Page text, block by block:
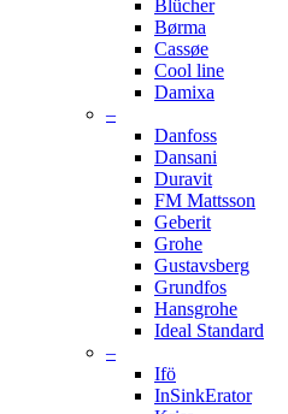
Blücher
Børma
Cassøe
Cool line
Damixa
–
Danfoss
Dansani
Duravit
FM Mattsson
Geberit
Grohe
Gustavsberg
Grundfos
Hansgrohe
Ideal Standard
–
Ifö
InSinkErator